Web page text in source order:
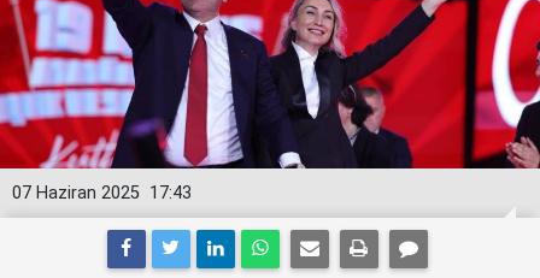
17:43
07 Haziran 2025